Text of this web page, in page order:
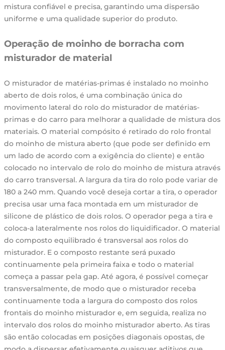
mistura confiável e precisa, garantindo uma dispersão
uniforme e uma qualidade superior do produto.
Operação de moinho de borracha com
misturador de material
O misturador de matérias-primas é instalado no moinho
aberto de dois rolos, é uma combinação única do
movimento lateral do rolo do misturador de matérias-
primas e do carro para melhorar a qualidade de mistura dos
materiais. O material compósito é retirado do rolo frontal
do moinho de mistura aberto (que pode ser definido em
um lado de acordo com a exigência do cliente) e então
colocado no intervalo de rolo do moinho de mistura através
do carro transversal. A largura da tira do rolo pode variar de
180 a 240 mm. Quando você deseja cortar a tira, o operador
precisa usar uma faca montada em um misturador de
silicone de plástico de dois rolos. O operador pega a tira e
coloca-a lateralmente nos rolos do liquidificador. O material
do composto equilibrado é transversal aos rolos do
misturador. E o composto restante será puxado
continuamente pela primeira faixa e todo o material
começa a passar pela gap. Até agora, é possível começar
transversalmente, de modo que o misturador receba
continuamente toda a largura do composto dos rolos
frontais do moinho misturador e, em seguida, realiza no
intervalo dos rolos do moinho misturador aberto. As tiras
são então colocadas em posições diagonais opostas, de